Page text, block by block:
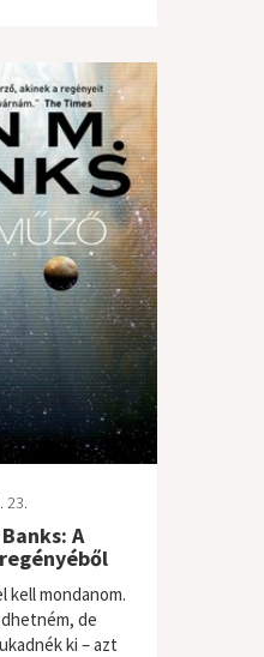
23.
A
kell mondanom.
de
ki – azt